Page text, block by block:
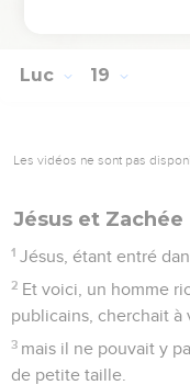
Luc 19
Les vidéos ne sont pas
Jésus et Zachée
1 Jésus, étant entré
2 Et voici, un homme
publicains, cherchait à
3 mais il ne pouvait y
de petite taille.